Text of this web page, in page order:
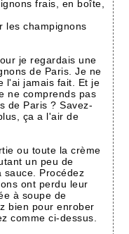
frais, en boîte,
les champignons
je regardais une
de Paris. Je ne
l'ai jamais fait. Et je
ne comprends pas
de Paris ? Savez-
ça a l'air de
ou toute la crème
un peu de
sauce. Procédez
ont perdu leur
à soupe de
bien pour enrober
comme ci-dessus.